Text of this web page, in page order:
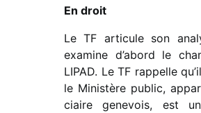
En droit
Le TF arti­cule son
examine d’abord le
LIPAD. Le TF rappelle
le Ministère public,
ciaire gene­vois, est